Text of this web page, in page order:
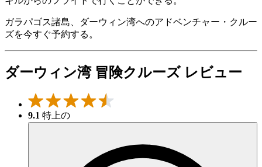
ガラパゴス諸島、ダーウィン湾へのアドベンチャー・クルー
ズを今すぐ予約する。
ダーウィン湾 冒険クルーズ レビュー
9.1 特上の